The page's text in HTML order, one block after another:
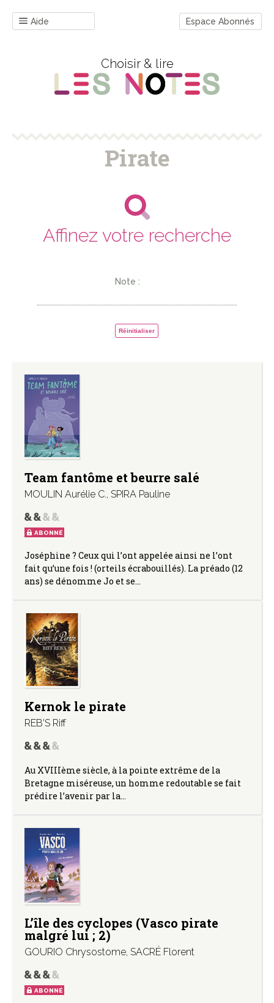
Aide Espace Abonnés
Choisir & lire
Pirate
Affinez votre recherche
Note :
Réinitialiser
Team fantôme et beurre salé
MOULIN Aurélie C., SPIRA Pauline
ABONNÉ
Joséphine ? Ceux qui l’ont appelée ainsi ne l’ont
fait qu’une fois ! (orteils écrabouillés). La préado (12
ans) se dénomme Jo et se…
Kernok le pirate
REB'S Riff
Au XVIIIème siècle, à la pointe extrême de la
Bretagne miséreuse, un homme redoutable se fait
prédire l’avenir par la…
L’île des cyclopes (Vasco pirate
malgré lui ; 2)
GOURIO Chrysostome, SACRÉ Florent
ABONNÉ